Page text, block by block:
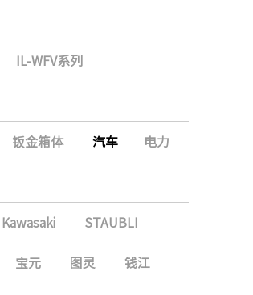
IL-WFV系列
钣金箱体 汽车 电力
Kawasaki STAUBLI
宝元 图灵 钱江